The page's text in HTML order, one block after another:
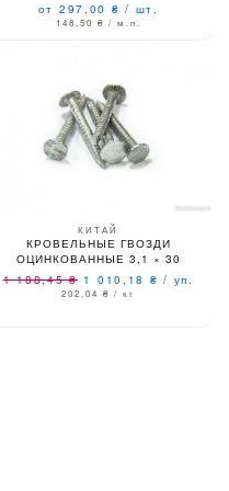
от 297,00 ₴ / шт.
148,50 ₴ / м.п.
КИТАЙ
КРОВЕЛЬНЫЕ ГВОЗДИ
ОЦИНКОВАННЫЕ 3,1 × 30
1 188,45₴ 1 010,18 ₴ / уп.
202,04₴ / кг